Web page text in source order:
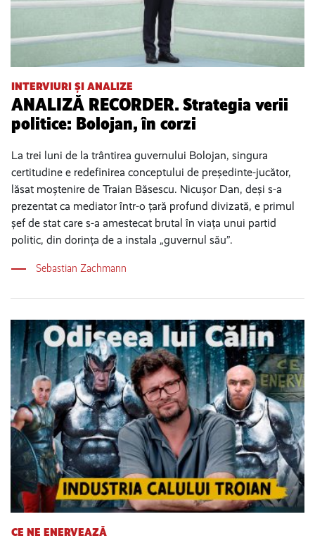
INTERVIURI ȘI ANALIZE
ANALIZĂ RECORDER. Strategia verii
politice: Bolojan, în corzi
La trei luni de la trântirea guvernului Bolojan, singura
certitudine e redefinirea conceptului de președinte-jucător,
lăsat moștenire de Traian Băsescu. Nicușor Dan, deși s-a
prezentat ca mediator într-o țară profund divizată, e primul
șef de stat care s-a amestecat brutal în viața unui partid
politic, din dorința de a instala „guvernul său”.
Sebastian Zachmann
CE NE ENERVEAZĂ